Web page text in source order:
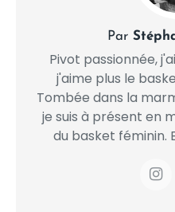
Par
Pivot passionnée,
j'aime plus le
Tombée dans la
je suis à présent en
du basket féminin.